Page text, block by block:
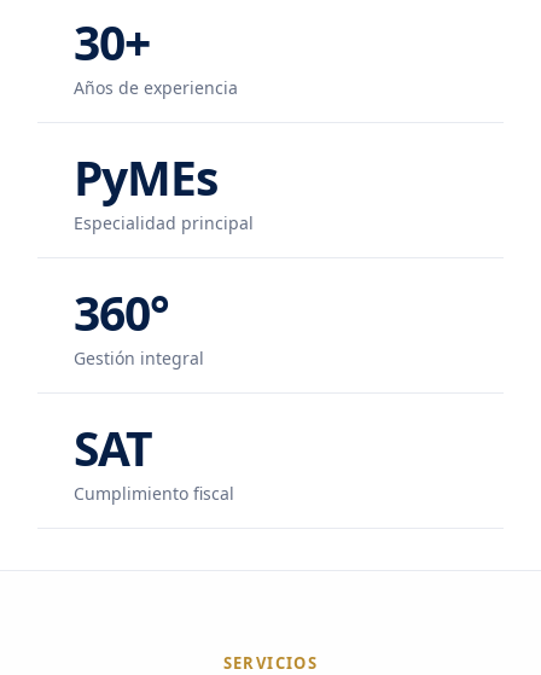
30+
Años de experiencia
PyMEs
Especialidad principal
360°
Gestión integral
SAT
Cumplimiento fiscal
SERVICIOS